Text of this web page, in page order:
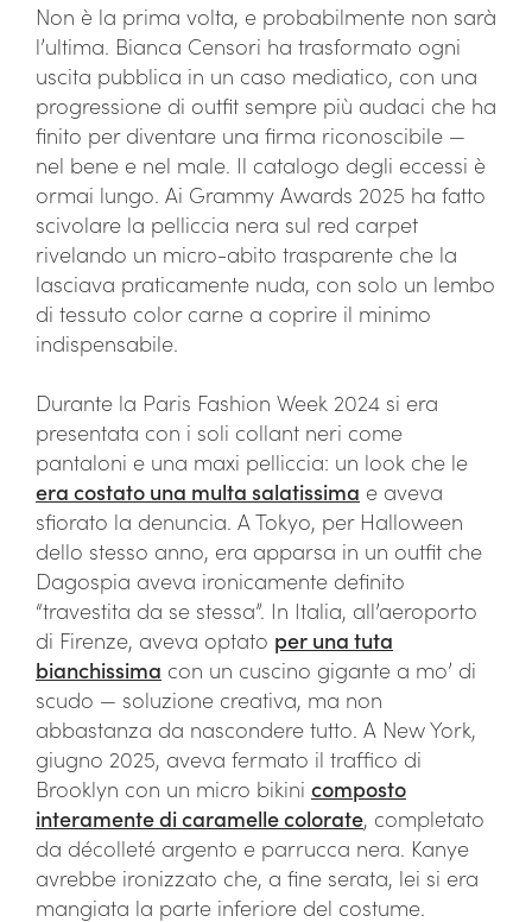
Non è la prima volta, e probabilmente non sarà
l’ultima. Bianca Censori ha trasformato ogni
uscita pubblica in un caso mediatico, con una
progressione di outfit sempre più audaci che ha
finito per diventare una firma riconoscibile —
nel bene e nel male. Il catalogo degli eccessi è
ormai lungo. Ai Grammy Awards 2025 ha fatto
scivolare la pelliccia nera sul red carpet
rivelando un micro-abito trasparente che la
lasciava praticamente nuda, con solo un lembo
di tessuto color carne a coprire il minimo
indispensabile.
Durante la Paris Fashion Week 2024 si era
presentata con i soli collant neri come
pantaloni e una maxi pelliccia: un look che le
era costato una multa salatissima e aveva
sfiorato la denuncia. A Tokyo, per Halloween
dello stesso anno, era apparsa in un outfit che
Dagospia aveva ironicamente definito
“travestita da se stessa”. In Italia, all’aeroporto
di Firenze, aveva optato per una tuta
bianchissima con un cuscino gigante a mo’ di
scudo — soluzione creativa, ma non
abbastanza da nascondere tutto. A New York,
giugno 2025, aveva fermato il traffico di
Brooklyn con un micro bikini composto
interamente di caramelle colorate, completato
da décolleté argento e parrucca nera. Kanye
avrebbe ironizzato che, a fine serata, lei si era
mangiata la parte inferiore del costume.